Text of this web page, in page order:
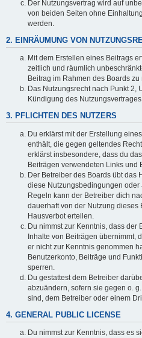
Der Nutzungsvertrag wird auf
von beiden Seiten ohne
werden.
2. EINRÄUMUNG VON
Mit dem Erstellen eines Beitrags
zeitlich und räumlich
Beitrag im Rahmen des Boards zu
Das Nutzungsrecht nach Punkt 2,
Kündigung des
3. PFLICHTEN DES NUTZERS
Du erklärst mit der Erstellung
enthält, die gegen geltendes
erklärst insbesondere, dass du
Beiträgen verwendeten Links und
Der Betreiber des Boards übt das
diese Nutzungsbedingungen
Regeln kann der Betreiber dich
dauerhaft von der Nutzung
Hausverbot erteilen.
Du nimmst zur Kenntnis, dass der
Inhalte von Beiträgen übernimmt,
er nicht zur Kenntnis genommen
Benutzerkonto, Beiträge und
sperren.
Du gestattest dem Betreiber
abzuändern, sofern sie gegen o.
sind, dem Betreiber oder einem
4. GENERAL PUBLIC LICENSE
Du nimmst zur Kenntnis, dass es